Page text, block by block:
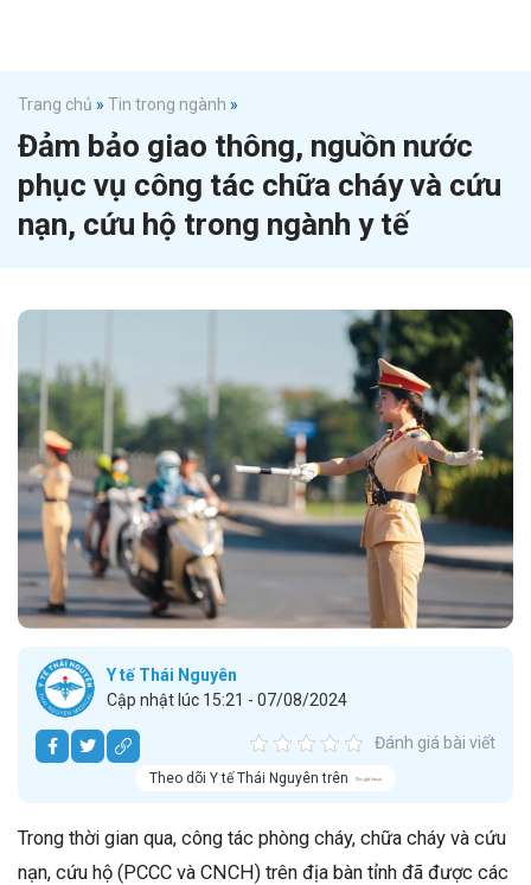
Trang chủ » Tin trong ngành »
Đảm bảo giao thông, nguồn nước
phục vụ công tác chữa cháy và cứu
nạn, cứu hộ trong ngành y tế
Y tế Thái Nguyên
Cập nhật lúc 15:21 - 07/08/2024
Đánh giá bài viết
Theo dõi Y tế Thái Nguyên trên
Trong thời gian qua, công tác phòng cháy, chữa cháy và cứu
nạn, cứu hộ (PCCC và CNCH) trên địa bàn tỉnh đã được các